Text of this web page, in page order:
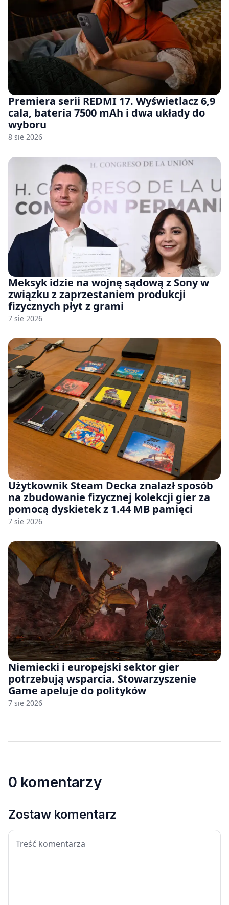
Premiera serii REDMI 17. Wyświetlacz 6,9
cala, bateria 7500 mAh i dwa układy do
wyboru
8 sie 2026
Meksyk idzie na wojnę sądową z Sony w
związku z zaprzestaniem produkcji
fizycznych płyt z grami
7 sie 2026
Użytkownik Steam Decka znalazł sposób
na zbudowanie fizycznej kolekcji gier za
pomocą dyskietek z 1.44 MB pamięci
7 sie 2026
Niemiecki i europejski sektor gier
potrzebują wsparcia. Stowarzyszenie
Game apeluje do polityków
7 sie 2026
0 komentarzy
Zostaw komentarz